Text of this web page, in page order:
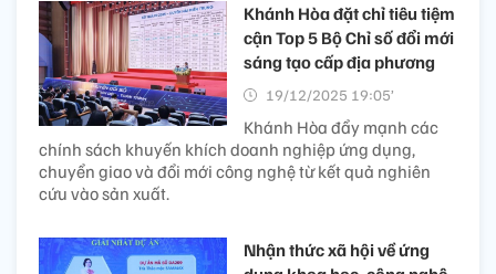
Khánh Hòa đặt chỉ tiêu tiệm
cận Top 5 Bộ Chỉ số đổi mới
sáng tạo cấp địa phương
19/12/2025 19:05’
Khánh Hòa đẩy mạnh các
chính sách khuyến khích doanh nghiệp ứng dụng,
chuyển giao và đổi mới công nghệ từ kết quả nghiên
cứu vào sản xuất.
Nhận thức xã hội về ứng